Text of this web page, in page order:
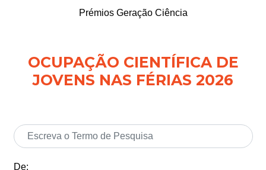
Prémios Geração Ciência
OCUPAÇÃO CIENTÍFICA DE
JOVENS NAS FÉRIAS 2026
De: